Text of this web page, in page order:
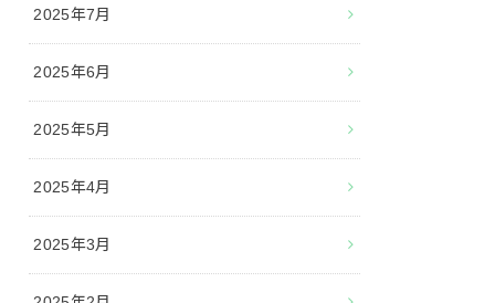
2025年7月
2025年6月
2025年5月
2025年4月
2025年3月